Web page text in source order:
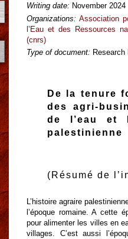
Writing date: November 2024
Organizations: Association
l’Eau et des Ressources
(cnrs)
Type of document: Research
De la tenure
des agri-
de l’eau et
palestinienne
(Résumé de
L’histoire agraire
l’époque romaine. A cette
pour alimenter les villes en
villages. C’est aussi